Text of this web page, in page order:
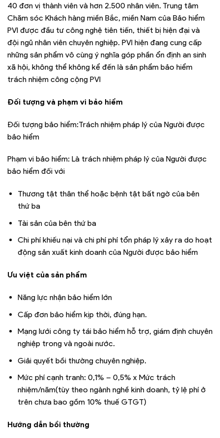
40 đơn vị thành viên và hơn 2.500 nhân viên. Trung tâm
Chăm sóc Khách hàng miền Bắc, miền Nam của Bảo hiểm
PVI được đầu tư công nghệ tiên tiến, thiết bị hiện đại và
đội ngũ nhân viên chuyên nghiệp. PVI hiện đang cung cấp
những sản phẩm vô cùng ý nghĩa góp phần ổn định an sinh
xã hội, không thể không kể đến là sản phẩm bảo hiểm
trách nhiệm công cộng PVI
Đối tượng và phạm vi bảo hiểm
Đối tượng bảo hiểm:Trách nhiệm pháp lý của Người được
bảo hiểm
Phạm vi bảo hiểm: Là trách nhiệm pháp lý của Người được
bảo hiểm đối với
Thương tật thân thể hoặc bệnh tật bất ngờ của bên
thứ ba
Tài sản của bên thứ ba
Chi phí khiếu nại và chi phí phí tổn pháp lý xảy ra do hoạt
động sản xuất kinh doanh của Người được bảo hiểm
Ưu việt của sản phẩm
Năng lực nhận bảo hiểm lớn
Cấp đơn bảo hiểm kịp thời, đúng hạn.
Mạng lưới công ty tái bảo hiểm hỗ trợ, giám định chuyên
nghiệp trong và ngoài nước.
Giải quyết bồi thường chuyên nghiệp.
Mức phí cạnh tranh: 0,1% – 0,5% x Mức trách
nhiệm/năm(tùy theo ngành nghề kinh doanh, tỷ lệ phí ở
trên chưa bao gồm 10% thuế GTGT)
Hướng dẫn bồi thường